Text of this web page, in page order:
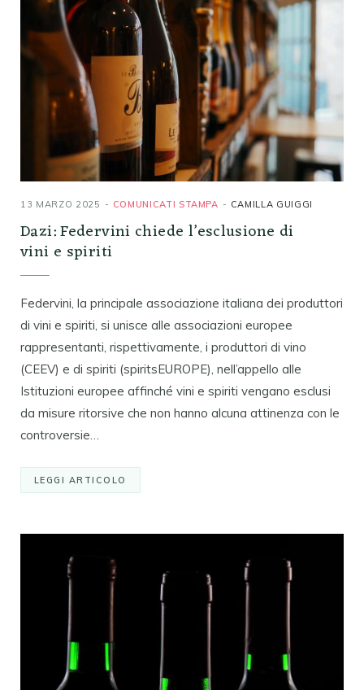
13 MARZO 2025 COMUNICATI STAMPA CAMILLA GUIGGI
Dazi: Federvini chiede l’esclusione di
vini e spiriti
Federvini, la principale associazione italiana dei produttori
di vini e spiriti, si unisce alle associazioni europee
rappresentanti, rispettivamente, i produttori di vino
(CEEV) e di spiriti (spiritsEUROPE), nell’appello alle
Istituzioni europee affinché vini e spiriti vengano esclusi
da misure ritorsive che non hanno alcuna attinenza con le
controversie…
LEGGI ARTICOLO